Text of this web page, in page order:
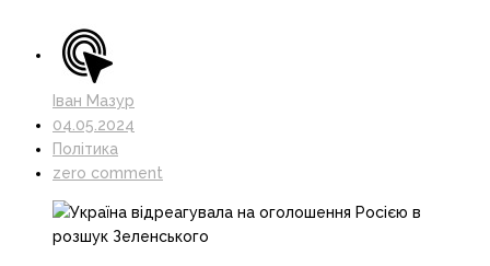
Іван Мазур
04.05.2024
Політика
zero comment